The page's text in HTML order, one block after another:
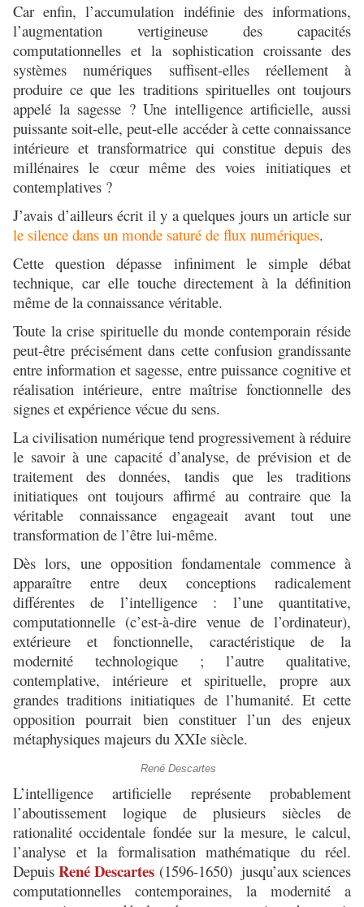
Car enfin, l’accumulation indéfinie des informations,
l’augmentation vertigineuse des capacités
computationnelles et la sophistication croissante des
systèmes numériques suffisent-elles réellement à
produire ce que les traditions spirituelles ont toujours
appelé la sagesse ? Une intelligence artificielle, aussi
puissante soit-elle, peut-elle accéder à cette connaissance
intérieure et transformatrice qui constitue depuis des
millénaires le cœur même des voies initiatiques et
contemplatives ?
J’avais d’ailleurs écrit il y a quelques jours un article sur
le silence dans un monde saturé de flux numériques.
Cette question dépasse infiniment le simple débat
technique, car elle touche directement à la définition
même de la connaissance véritable.
Toute la crise spirituelle du monde contemporain réside
peut-être précisément dans cette confusion grandissante
entre information et sagesse, entre puissance cognitive et
réalisation intérieure, entre maîtrise fonctionnelle des
signes et expérience vécue du sens.
La civilisation numérique tend progressivement à réduire
le savoir à une capacité d’analyse, de prévision et de
traitement des données, tandis que les traditions
initiatiques ont toujours affirmé au contraire que la
véritable connaissance engageait avant tout une
transformation de l’être lui-même.
Dès lors, une opposition fondamentale commence à
apparaître entre deux conceptions radicalement
différentes de l’intelligence : l’une quantitative,
computationnelle (c’est-à-dire venue de l’ordinateur),
extérieure et fonctionnelle, caractéristique de la
modernité technologique ; l’autre qualitative,
contemplative, intérieure et spirituelle, propre aux
grandes traditions initiatiques de l’humanité. Et cette
opposition pourrait bien constituer l’un des enjeux
métaphysiques majeurs du XXIe siècle.
René Descartes
L’intelligence artificielle représente probablement
l’aboutissement logique de plusieurs siècles de
rationalité occidentale fondée sur la mesure, le calcul,
l’analyse et la formalisation mathématique du réel.
DepuisRené Descartes (1596-1650) jusqu’aux sciences
computationnelles contemporaines, la modernité a